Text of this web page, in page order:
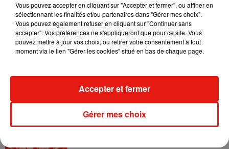
Angèle et Amélie Lens dévoilent leur
Il y a 10 ans, DJ Snake changeait de
dimension avec son premier...
Vous pouvez accepter en cliquant sur "Accepter et fermer", ou affiner en
sélectionnant les finalités et/ou partenaires dans "Gérer mes choix".
Vous pouvez également refuser en cliquant sur "Continuer sans
accepter". Vos préférences ne s'appliqueront que pour ce site. Vous
pouvez mettre à jour vos choix, ou retirer votre consentement à tout
moment via le lien "Gérer les cookies" situé en bas de chaque page.
Gérer mes choix
Accepter et fermer